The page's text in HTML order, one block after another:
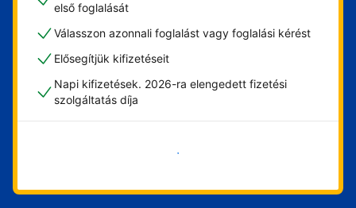
első foglalását
Válasszon azonnali foglalást vagy foglalási kérést
Elősegítjük kifizetéseit
Napi kifizetések. 2026-ra elengedett fizetési
szolgáltatás díja
Vágjon bele most